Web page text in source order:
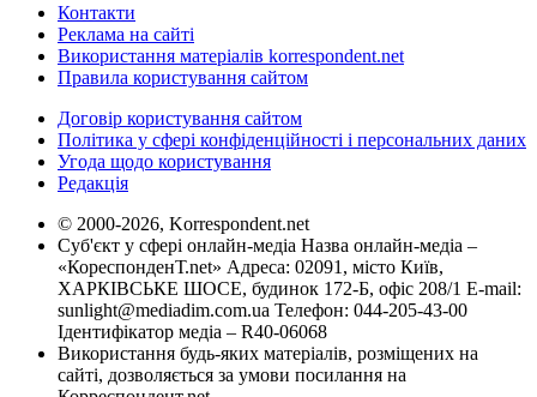
Контакти
Реклама на сайті
Використання матеріалів korrespondent.net
Правила користування сайтом
Договір користування сайтом
Політика у сфері конфіденційності і персональних даних
Угода щодо користування
Редакція
© 2000-2026, Korrespondent.net
Суб'єкт у сфері онлайн-медіа Назва онлайн-медіа –
«КореспонденТ.net» Адреса: 02091, місто Київ,
ХАРКІВСЬКЕ ШОСЕ, будинок 172-Б, офіс 208/1 E-mail:
sunlight@mediadim.com.ua Телефон: 044-205-43-00
Ідентифікатор медіа – R40-06068
Використання будь-яких матеріалів, розміщених на
сайті, дозволяється за умови посилання на